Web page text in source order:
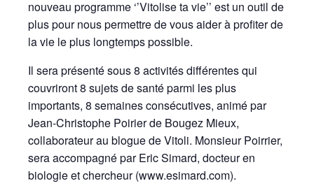
nouveau programme ‘’Vitolise ta vie’’ est un outil de
plus pour nous permettre de vous aider à profiter de
la vie le plus longtemps possible.
Il sera présenté sous 8 activités différentes qui
couvriront 8 sujets de santé parmi les plus
importants, 8 semaines consécutives, animé par
Jean-Christophe Poirier de Bougez Mieux,
collaborateur au blogue de Vitoli. Monsieur Poirrier,
sera accompagné par Eric Simard, docteur en
biologie et chercheur (www.esimard.com).